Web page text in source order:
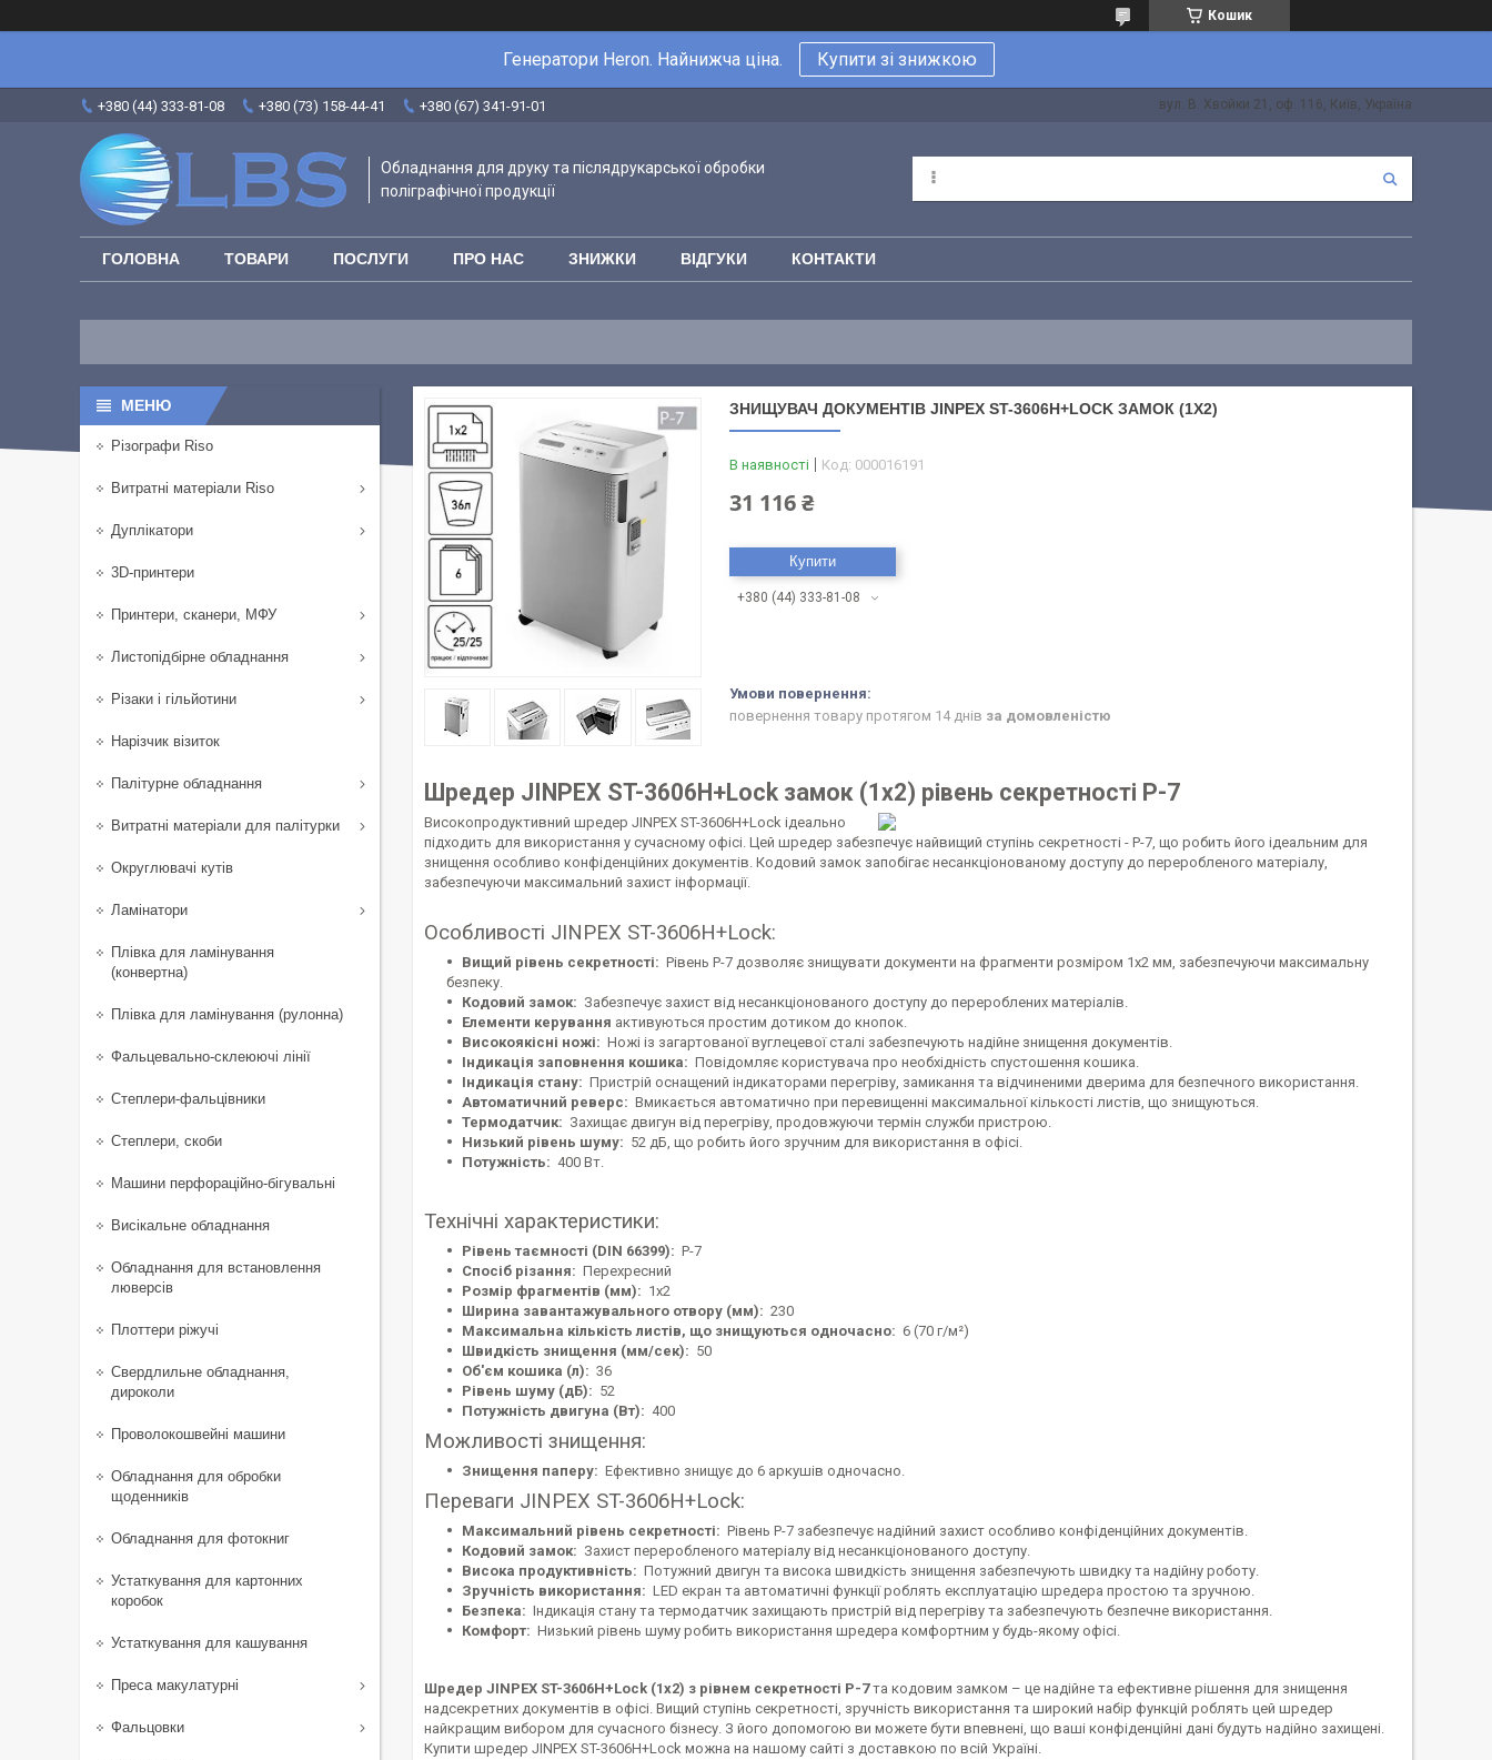
Кошик
Генератори Heron. Найнижча ціна. Купити зі знижкою
+380 (44) 333-81-08 +380 (73) 158-44-41 +380 (67) 341-91-01 вул. В. Хвойки 21, оф. 116, Київ, Україна
Обладнання для друку та післядрукарської обробки
поліграфічної продукції
ГОЛОВНА ТОВАРИ ПОСЛУГИ ПРО НАС ЗНИЖКИ ВІДГУКИ КОНТАКТИ
ЗНИЩУВАЧ ДОКУМЕНТІВ JINPEX ST-3606H+LOCK ЗАМОК (1X2)
В наявності Код: 000016191
31 116 ₴
Купити
+380 (44) 333-81-08
повернення товару протягом 14 днів за домовленістю
Шредер JINPEX ST-3606H+Lock замок (1x2) рівень секретності Р-7
Високопродуктивний шредер JINPEX ST-3606H+Lock ідеально
підходить для використання у сучасному офісі. Цей шредер забезпечує найвищий ступінь секретності - P-7, що робить його ідеальним для
знищення особливо конфіденційних документів. Кодовий замок запобігає несанкціонованому доступу до переробленого матеріалу,
забезпечуючи максимальний захист інформації.
Особливості JINPEX ST-3606H+Lock:
Вищий рівень секретності: Рівень P-7 дозволяє знищувати документи на фрагменти розміром 1x2 мм, забезпечуючи максимальну
безпеку.
Кодовий замок: Забезпечує захист від несанкціонованого доступу до перероблених матеріалів.
Елементи керування активуються простим дотиком до кнопок.
Високоякісні ножі: Ножі із загартованої вуглецевої сталі забезпечують надійне знищення документів.
Індикація заповнення кошика: Повідомляє користувача про необхідність спустошення кошика.
Індикація стану: Пристрій оснащений індикаторами перегріву, замикання та відчиненими дверима для безпечного використання.
Автоматичний реверс: Вмикається автоматично при перевищенні максимальної кількості листів, що знищуються.
Термодатчик: Захищає двигун від перегріву, продовжуючи термін служби пристрою.
Низький рівень шуму: 52 дБ, що робить його зручним для використання в офісі.
Потужність: 400 Вт.
Технічні характеристики:
Рівень таємності (DIN 66399): P-7
Спосіб різання: Перехресний
Розмір фрагментів (мм): 1x2
Ширина завантажувального отвору (мм): 230
Максимальна кількість листів, що знищуються одночасно: 6 (70 г/м²)
Швидкість знищення (мм/сек): 50
Об'єм кошика (л): 36
Рівень шуму (дБ): 52
Потужність двигуна (Вт): 400
Можливості знищення:
Знищення паперу: Ефективно знищує до 6 аркушів одночасно.
Переваги JINPEX ST-3606H+Lock:
Максимальний рівень секретності: Рівень P-7 забезпечує надійний захист особливо конфіденційних документів.
Кодовий замок: Захист переробленого матеріалу від несанкціонованого доступу.
Висока продуктивність: Потужний двигун та висока швидкість знищення забезпечують швидку та надійну роботу.
Зручність використання: LED екран та автоматичні функції роблять експлуатацію шредера простою та зручною.
Безпека: Індикація стану та термодатчик захищають пристрій від перегріву та забезпечують безпечне використання.
Комфорт: Низький рівень шуму робить використання шредера комфортним у будь-якому офісі.
Шредер JINPEX ST-3606H+Lock (1x2) з рівнем секретності P-7та кодовим замком – це надійне та ефективне рішення для знищення
надсекретних документів в офісі. Вищий ступінь секретності, зручність використання та широкий набір функцій роблять цей шредер
найкращим вибором для сучасного бізнесу. З його допомогою ви можете бути впевнені, що ваші конфіденційні дані будуть надійно захищені.
Купити шредер JINPEX ST-3606H+Lock можна на нашому сайті з доставкою по всій Україні.
Різографи Riso
Витратні матеріали Riso
Дуплікатори
3D-принтери
Принтери, сканери, МФУ
Листопідбірне обладнання
Різаки і гільйотини
Нарізчик візиток
Палітурне обладнання
Витратні матеріали для палітурки
Округлювачі кутів
Ламінатори
Плівка для ламінування
(конвертна)
Плівка для ламінування (рулонна)
Фальцевально-склеюючі лінії
Степлери-фальцівники
Степлери, скоби
Машини перфораційно-бігувальні
Висікальне обладнання
Обладнання для встановлення
люверсів
Плоттери ріжучі
Свердлильне обладнання,
дироколи
Проволокошвейні машини
Обладнання для обробки
щоденників
Обладнання для фотокниг
Устаткування для картонних
коробок
Устаткування для кашування
Преса макулатурні
Фальцовки